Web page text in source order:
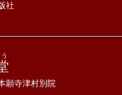
社
願寺津村別院